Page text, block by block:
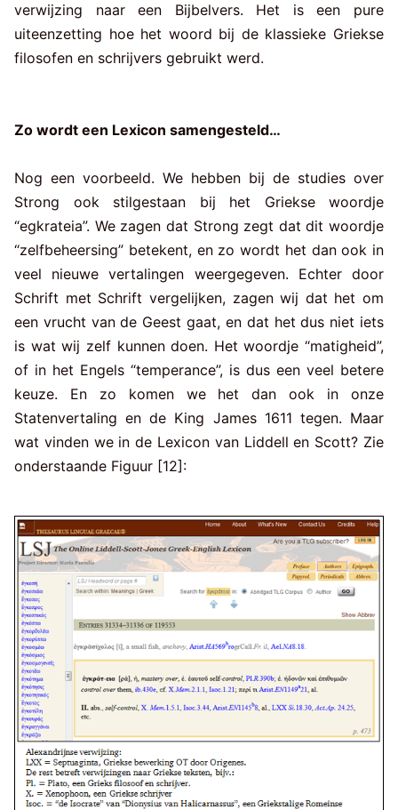
verwijzing naar een Bijbelvers. Het is een pure
uiteenzetting hoe het woord bij de klassieke Griekse
filosofen en schrijvers gebruikt werd.
Zo wordt een Lexicon samengesteld…
Nog een voorbeeld. We hebben bij de studies over
Strong ook stilgestaan bij het Griekse woordje
“egkrateia”. We zagen dat Strong zegt dat dit woordje
“zelfbeheersing” betekent, en zo wordt het dan ook in
veel nieuwe vertalingen weergegeven. Echter door
Schrift met Schrift vergelijken, zagen wij dat het om
een vrucht van de Geest gaat, en dat het dus niet iets
is wat wij zelf kunnen doen. Het woordje “matigheid”,
of in het Engels “temperance”, is dus een veel betere
keuze. En zo komen we het dan ook in onze
Statenvertaling en de King James 1611 tegen. Maar
wat vinden we in de Lexicon van Liddell en Scott? Zie
onderstaande Figuur [12]: